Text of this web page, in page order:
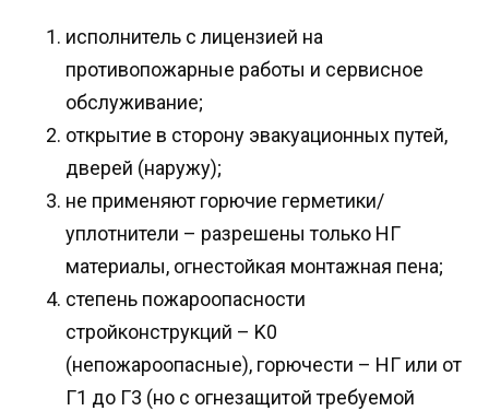
исполнитель с лицензией на
противопожарные работы и сервисное
обслуживание;
открытие в сторону эвакуационных путей,
дверей (наружу);
не применяют горючие герметики/
уплотнители – разрешены только НГ
материалы, огнестойкая монтажная пена;
степень пожароопасности
стройконструкций – K0
(непожароопасные), горючести – НГ или от
Г1 до Г3 (но с огнезащитой требуемой